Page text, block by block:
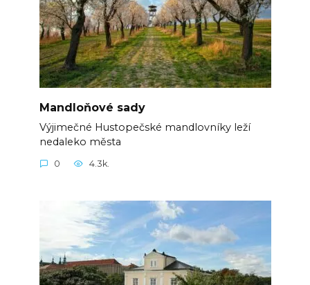
Mandloňové sady
Výjimečné Hustopečské mandlovníky leží
nedaleko města
0 4.3k.